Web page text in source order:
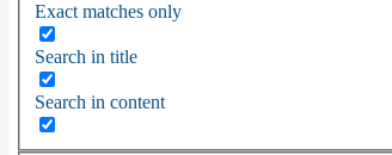
Exact matches only
Search in title
Search in content